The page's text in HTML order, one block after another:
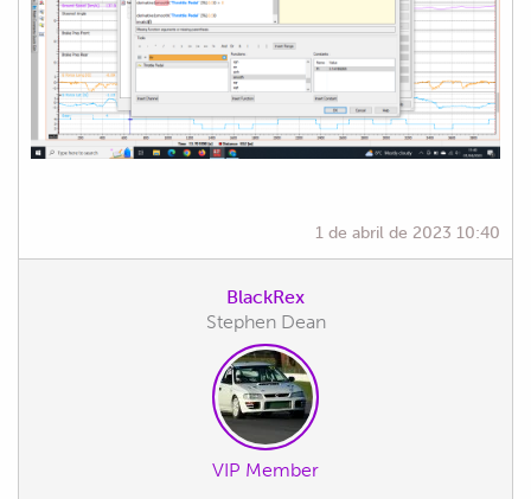
1 de abril de 2023 10:40
BlackRex
Stephen Dean
VIP Member